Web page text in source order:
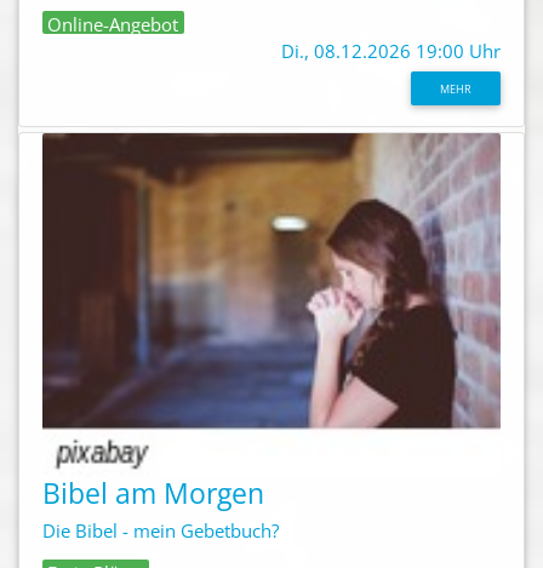
Online-Angebot
Di., 08.12.2026 19:00 Uhr
MEHR
Bibel am Morgen
Die Bibel - mein Gebetbuch?